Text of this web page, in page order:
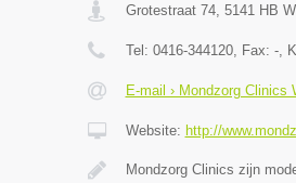
Grotestraat 74, 5141 HB
Tel: 0416-344120, Fax: -,
E-mail › Mondzorg Clinics
Website: http://
Mondzorg Clinics zijn